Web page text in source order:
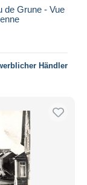
de Grune - Vue
Händler